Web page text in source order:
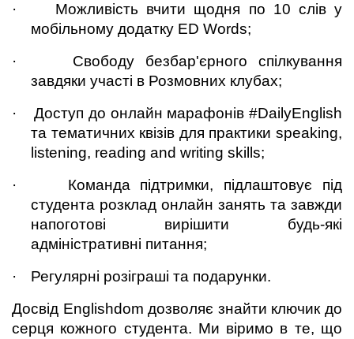
·
Можливість вчити щодня по 10 слів у
мобільному додатку ED Words;
·
Свободу безбар'єрного спілкування
завдяки участі в Розмовних клубах;
·
Доступ до онлайн марафонів #DailyEnglish
та тематичних квізів для практики speaking,
listening, reading and writing skills;
·
Команда підтримки, підлаштовує під
студента розклад онлайн занять та завжди
напоготові вирішити будь-які
адміністративні питання;
·
Регулярні розіграші та подарунки.
Досвід Englishdom дозволяє знайти ключик до
серця кожного студента. Ми віримо в те, що